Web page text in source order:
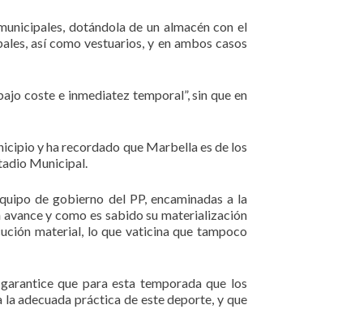
dotándola de un almacén con el
así como vestuarios, y en ambos casos
coste e inmediatez temporal”, sin que en
y ha recordado que Marbella es de los
Municipal.
de gobierno del PP, encaminadas a la
y como es sabido su materialización
material, lo que vaticina que tampoco
que para esta temporada que los
adecuada práctica de este deporte, y que